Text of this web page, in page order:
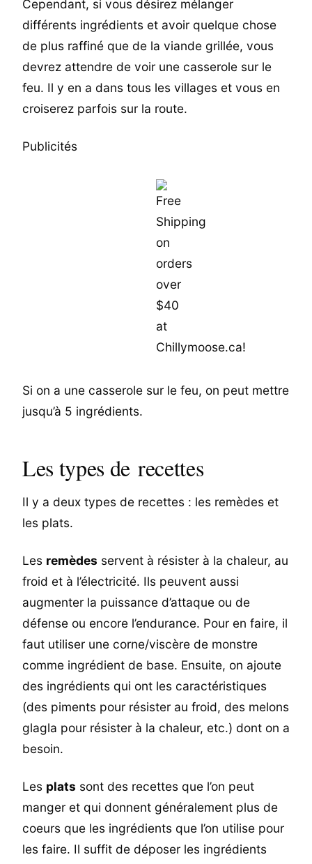
Cependant, si vous désirez mélanger
différents ingrédients et avoir quelque chose
de plus raffiné que de la viande grillée, vous
devrez attendre de voir une casserole sur le
feu. Il y en a dans tous les villages et vous en
croiserez parfois sur la route.
Publicités
Si on a une casserole sur le feu, on peut mettre
jusqu’à 5 ingrédients.
Les types de recettes
Il y a deux types de recettes : les remèdes et
les plats.
Les remèdes servent à résister à la chaleur, au
froid et à l’électricité. Ils peuvent aussi
augmenter la puissance d’attaque ou de
défense ou encore l’endurance. Pour en faire, il
faut utiliser une corne/viscère de monstre
comme ingrédient de base. Ensuite, on ajoute
des ingrédients qui ont les caractéristiques
(des piments pour résister au froid, des melons
glagla pour résister à la chaleur, etc.) dont on a
besoin.
Les plats sont des recettes que l’on peut
manger et qui donnent généralement plus de
coeurs que les ingrédients que l’on utilise pour
les faire. Il suffit de déposer les ingrédients